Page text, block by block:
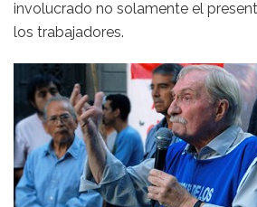
involucrado no solamente el
los trabajadores.